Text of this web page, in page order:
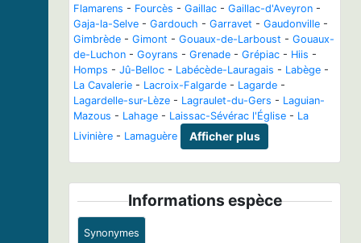
Flamarens - Fourcès - Gaillac - Gaillac-d'Aveyron -
Gaja-la-Selve - Gardouch - Garravet - Gaudonville -
Gimbrède - Gimont - Gouaux-de-Larboust - Gouaux-
de-Luchon - Goyrans - Grenade - Grépiac - Hiis -
Homps - Jû-Belloc - Labécède-Lauragais - Labège -
La Cavalerie - Lacroix-Falgarde - Lagarde -
Lagardelle-sur-Lèze - Lagraulet-du-Gers - Laguian-
Mazous - Lahage - Laissac-Sévérac l'Église - La
Livinière - Lamaguère Afficher plus
Informations espèce
Synonymes